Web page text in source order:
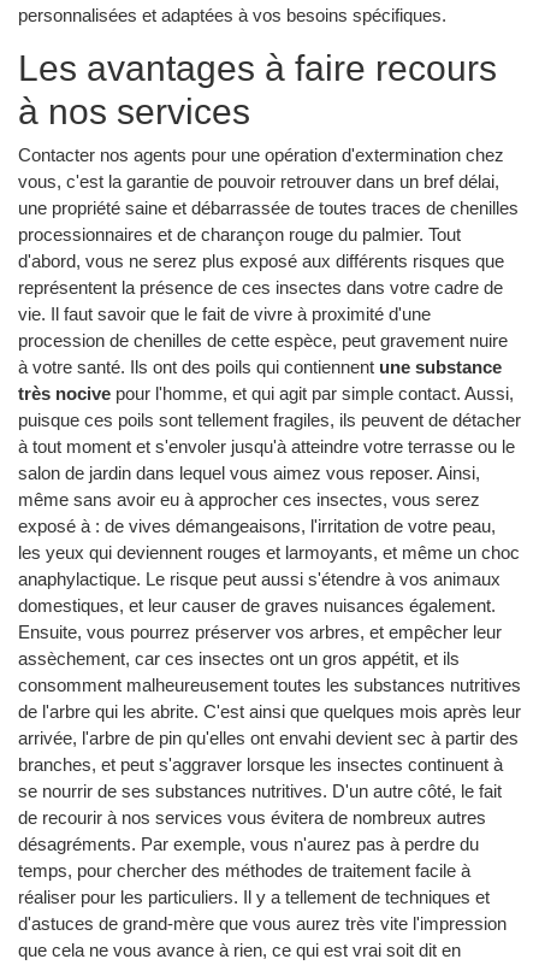
personnalisées et adaptées à vos besoins spécifiques.
Les avantages à faire recours
à nos services
Contacter nos agents pour une opération d'extermination chez
vous, c'est la garantie de pouvoir retrouver dans un bref délai,
une propriété saine et débarrassée de toutes traces de chenilles
processionnaires et de charançon rouge du palmier. Tout
d'abord, vous ne serez plus exposé aux différents risques que
représentent la présence de ces insectes dans votre cadre de
vie. Il faut savoir que le fait de vivre à proximité d'une
procession de chenilles de cette espèce, peut gravement nuire
à votre santé. Ils ont des poils qui contiennent une substance
très nocive pour l'homme, et qui agit par simple contact. Aussi,
puisque ces poils sont tellement fragiles, ils peuvent de détacher
à tout moment et s'envoler jusqu'à atteindre votre terrasse ou le
salon de jardin dans lequel vous aimez vous reposer. Ainsi,
même sans avoir eu à approcher ces insectes, vous serez
exposé à : de vives démangeaisons, l'irritation de votre peau,
les yeux qui deviennent rouges et larmoyants, et même un choc
anaphylactique. Le risque peut aussi s'étendre à vos animaux
domestiques, et leur causer de graves nuisances également.
Ensuite, vous pourrez préserver vos arbres, et empêcher leur
assèchement, car ces insectes ont un gros appétit, et ils
consomment malheureusement toutes les substances nutritives
de l'arbre qui les abrite. C'est ainsi que quelques mois après leur
arrivée, l'arbre de pin qu'elles ont envahi devient sec à partir des
branches, et peut s'aggraver lorsque les insectes continuent à
se nourrir de ses substances nutritives. D'un autre côté, le fait
de recourir à nos services vous évitera de nombreux autres
désagréments. Par exemple, vous n'aurez pas à perdre du
temps, pour chercher des méthodes de traitement facile à
réaliser pour les particuliers. Il y a tellement de techniques et
d'astuces de grand-mère que vous aurez très vite l'impression
que cela ne vous avance à rien, ce qui est vrai soit dit en